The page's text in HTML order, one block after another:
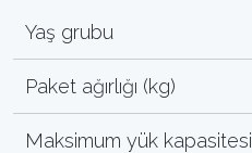
Yaş grubu
Paket ağırlığı (kg)
Maksimum yük kapasitesi